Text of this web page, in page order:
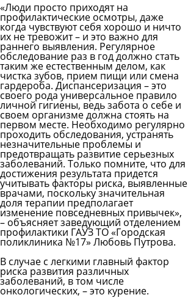
«Люди просто приходят на
профилактические осмотры, даже
когда чувствуют себя хорошо и ничто
их не тревожит – и это важно для
раннего выявления. Регулярное
обследование раз в год должно стать
таким же естественным делом, как
чистка зубов, прием пищи или смена
гардероба. Диспансеризация – это
своего рода универсальное правило
личной гигиены, ведь забота о себе и
своем организме должна стоять на
первом месте. Необходимо регулярно
проходить обследования, устранять
незначительные проблемы и
предотвращать развитие серьезных
заболеваний. Только помните, что для
достижения результата придется
учитывать факторы риска, выявленные
врачами, поскольку значительная
доля терапии предполагает
изменение повседневных привычек»,
– объясняет заведующий отделением
профилактики ГАУЗ ТО «Городская
поликлиника №17» Любовь Путрова.
В случае с легкими главный фактор
риска развития различных
заболеваний, в том числе
онкологических, – это курение.